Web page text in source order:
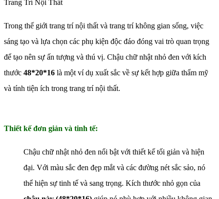
Trang Trí Nội Thất
Trong thế giới trang trí nội thất và trang trí không gian sống, việc
sáng tạo và lựa chọn các phụ kiện độc đáo đóng vai trò quan trọng
để tạo nên sự ấn tượng và thú vị. Chậu chữ nhật nhỏ đen với kích
thước 48*20*16 là một ví dụ xuất sắc về sự kết hợp giữa thẩm mỹ
và tính tiện ích trong trang trí nội thất.
Thiết kế đơn giản và tinh tế:
Chậu chữ nhật nhỏ đen nổi bật với thiết kế tối giản và hiện
đại. Với màu sắc đen đẹp mắt và các đường nét sắc sảo, nó
thể hiện sự tinh tế và sang trọng. Kích thước nhỏ gọn của